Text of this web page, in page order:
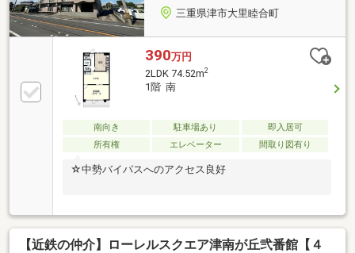
三重県津市大里睦合町
390万円
2LDK 74.52m2
1階 南
南向き 駐車場あり
即入居可
所有権
エレベーター 間取り図有り
☆中勢バイパスへのアクセス良好
【近鉄の仲介】ローレルスクエア津南が丘弐番館【４